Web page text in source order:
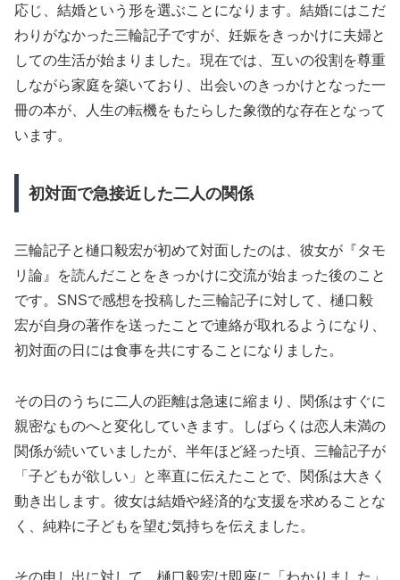
応じ、結婚という形を選ぶことになります。結婚にはこだ
わりがなかった三輪記子ですが、妊娠をきっかけに夫婦と
しての生活が始まりました。現在では、互いの役割を尊重
しながら家庭を築いており、出会いのきっかけとなった一
冊の本が、人生の転機をもたらした象徴的な存在となって
います。
初対面で急接近した二人の関係
三輪記子と樋口毅宏が初めて対面したのは、彼女が『タモ
リ論』を読んだことをきっかけに交流が始まった後のこと
です。SNSで感想を投稿した三輪記子に対して、樋口毅
宏が自身の著作を送ったことで連絡が取れるようになり、
初対面の日には食事を共にすることになりました。
その日のうちに二人の距離は急速に縮まり、関係はすぐに
親密なものへと変化していきます。しばらくは恋人未満の
関係が続いていましたが、半年ほど経った頃、三輪記子が
「子どもが欲しい」と率直に伝えたことで、関係は大きく
動き出します。彼女は結婚や経済的な支援を求めることな
く、純粋に子どもを望む気持ちを伝えました。
その申し出に対して、樋口毅宏は即座に「わかりました」